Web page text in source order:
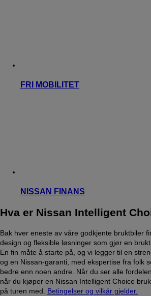
FRI MOBILITET
NISSAN FINANS
Hva er Nissan Intelligent
Bak hver eneste av våre godkjente bruktbiler
design og fleksible løsninger som gjør en
En fin måte å starte på, og vi legger til en
og en Nissan-garanti, med ekspertise fra folk
bedre enn noen andre. Når du ser alle
når du kjøper en Nissan Intelligent Choice
på turen med. Betingelser og vilkår gjelder.